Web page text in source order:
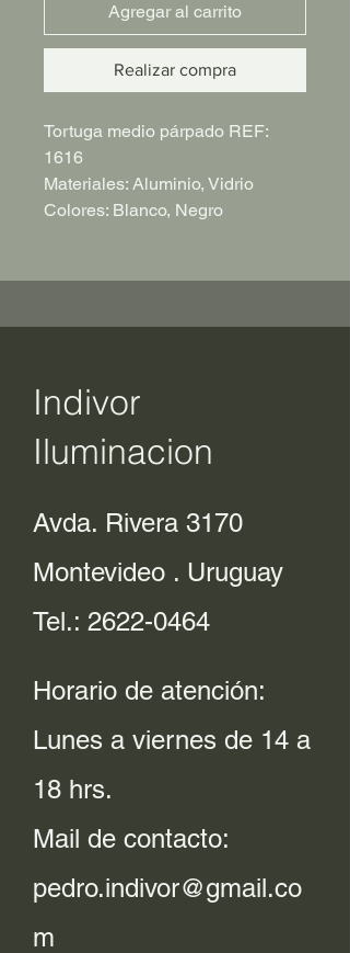
Agregar al carrito
Realizar compra
Tortuga medio párpado REF:
1616
Materiales: Aluminio, Vidrio
Colores: Blanco, Negro
Indivor
Iluminacion
Avda. Rivera 3170
Montevideo . Uruguay
Tel.: 2622-0464
Horario de atención:
Lunes a viernes de 14 a
18 hrs.
Mail de contacto:
pedro.indivor@gmail.co
m